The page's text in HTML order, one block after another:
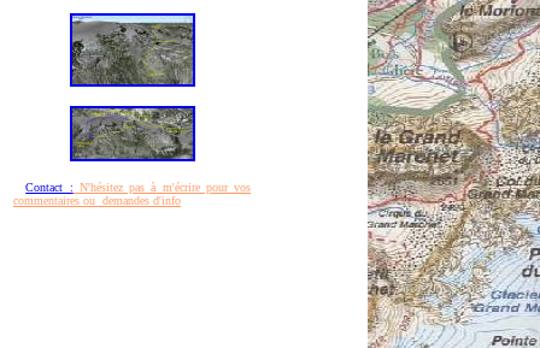
Contact : N'hésitez pas à m'écrire pour vos
commentaires ou demandes d'info